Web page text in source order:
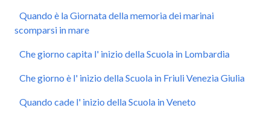
Quando è la Giornata della memoria dei marinai
scomparsi in mare
Che giorno capita l' inizio della Scuola in Lombardia
Che giorno è l' inizio della Scuola in Friuli Venezia Giulia
Quando cade l' inizio della Scuola in Veneto